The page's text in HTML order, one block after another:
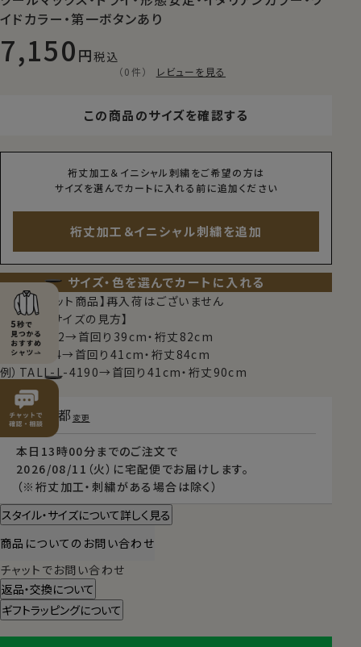
イドカラー・第一ボタンあり
7,150 税込
（0件） レビューを見る
この商品のサイズを確認する
裄丈加工＆イニシャル刺繍をご希望の方は
サイズを選んでカートに入れる前に追加ください
裄丈加工＆イニシャル刺繍を追加
サイズ・色を選んでカートに入れる
【限定スポット商品】再入荷はございません
【シャツのサイズの見方】
例）M-3982→首回り39cm・裄丈82cm
例）L-4184→首回り41cm・裄丈84cm
例）TALL-L-4190→首回り41cm・裄丈90cm
本日 13時00分 までのご注文で
2026/08/11（火） に宅配便 でお届けします。
（※裄丈加工・刺繍がある場合は除く）
東京都 変更
スタイル・サイズについて詳しく見る
商品についてのお問い合わせ
チャットでお問い合わせ
返品・交換について
ギフトラッピングについて